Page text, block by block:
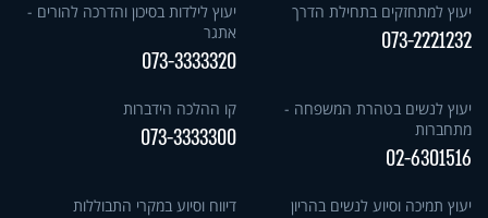
יעוץ למתחזקים בתחילת הדרך
073-2221232
יעוץ לילדות בסיכון והדרכה להורים -
אתגר
073-3333320
יעוץ לנשים בטהרת המשפחה -
מתחברות
02-6301516
קו ההלכה הידברות
073-3333300
יעוץ תמיכה וסיוע לנשים בהריון דיווח וסיוע במקרי התבוללות